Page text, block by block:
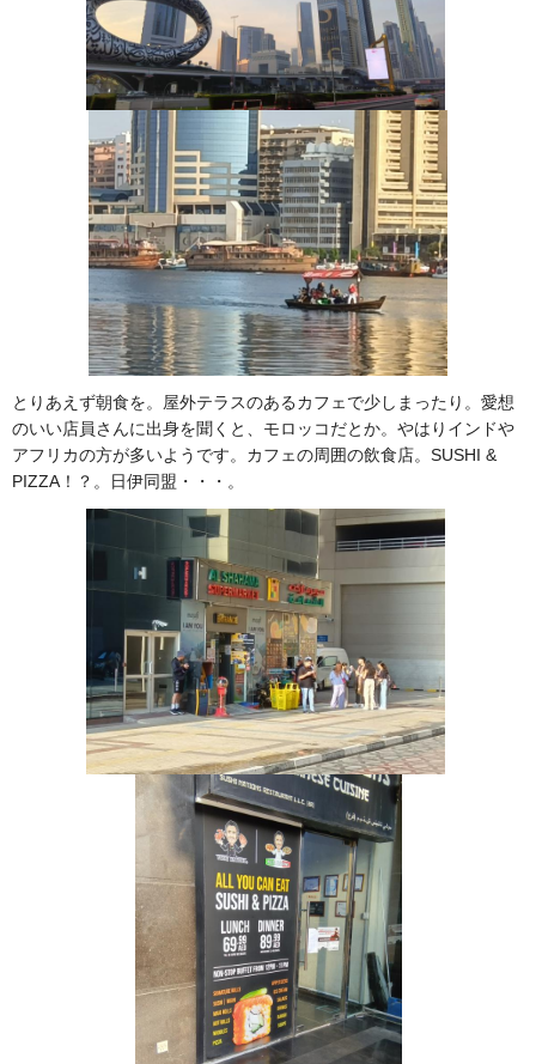
とりあえず朝食を。屋外テラスのあるカフェで少しまったり。愛想
のいい店員さんに出身を聞くと、モロッコだとか。やはりインドや
アフリカの方が多いようです。カフェの周囲の飲食店。SUSHI &
PIZZA！？。日伊同盟・・・。